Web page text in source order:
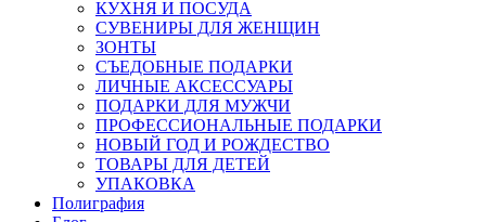
КУХНЯ И ПОСУДА
СУВЕНИРЫ ДЛЯ ЖЕНЩИН
ЗОНТЫ
СЪЕДОБНЫЕ ПОДАРКИ
ЛИЧНЫЕ АКСЕССУАРЫ
ПОДАРКИ ДЛЯ МУЖЧИ
ПРОФЕССИОНАЛЬНЫЕ ПОДАРКИ
НОВЫЙ ГОД И РОЖДЕСТВО
ТОВАРЫ ДЛЯ ДЕТЕЙ
УПАКОВКА
Полиграфия